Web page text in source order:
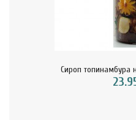
Сироп топинамбура